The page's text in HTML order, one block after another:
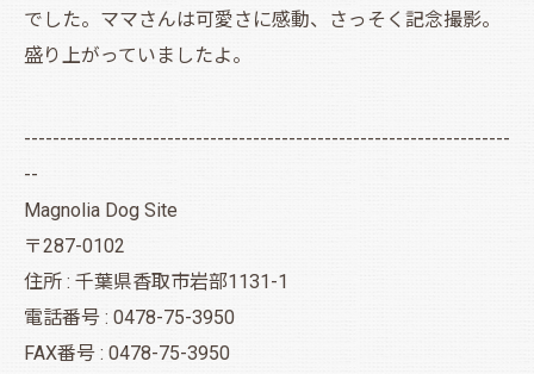
でした。ママさんは可愛さに感動、さっそく記念撮影。
盛り上がっていましたよ。
--------------------------------------------------------------------
--
Magnolia Dog Site
〒287-0102
住所 : 千葉県香取市岩部1131-1
電話番号 : 0478-75-3950
FAX番号 : 0478-75-3950